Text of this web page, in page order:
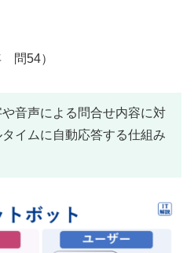
問54）
音声による問合せ内容に対
イムに自動応答する仕組み